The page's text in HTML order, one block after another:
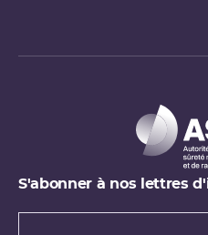
S'abonner à nos lettres
Types de